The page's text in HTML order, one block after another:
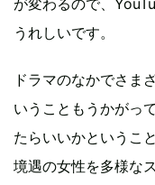
が変わるので、
うれしいです。
ドラマのなかでさま
いうこともうかがっ
たらいいかというこ
境遇の女性を多様な